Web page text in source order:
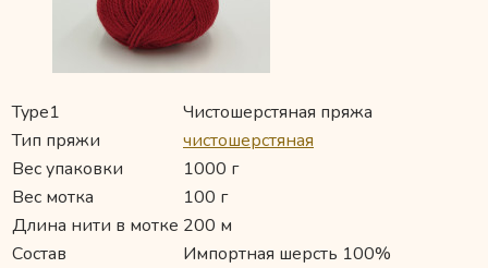
Type1
Чистошерстяная пряжа
Тип пряжи
чистошерстяная
Вес упаковки
1000 г
Вес мотка
100 г
Длина нити в мотке 200 м
Состав
Импортная шерсть 100%